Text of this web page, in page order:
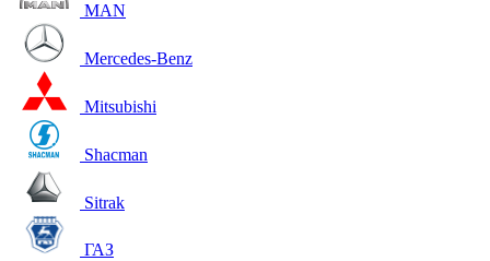
MAN
Mercedes-Benz
Mitsubishi
Shacman
Sitrak
ГАЗ